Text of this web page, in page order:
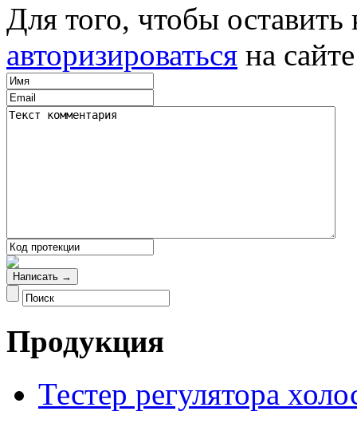
Для того, чтобы
авторизироваться на сайте
Продукция
Тестер регулятора